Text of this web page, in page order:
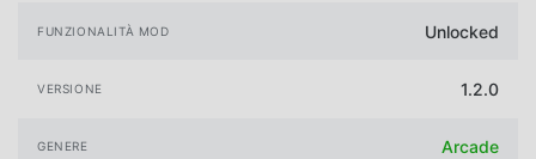
FUNZIONALITÀ MOD Unlocked
VERSIONE 1.2.0
GENERE Arcade